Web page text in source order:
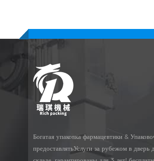
Богатая упаковка фармацевтики &
предоставлятьУслуги за рубежом в